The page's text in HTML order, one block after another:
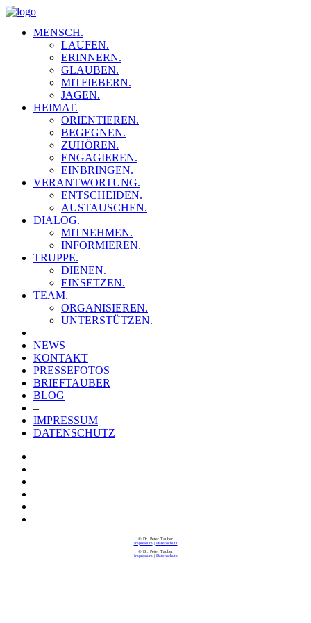
MENSCH.
LAUFEN.
ERINNERN.
GLAUBEN.
MITFIEBERN.
JAGEN.
HEIMAT.
ORIENTIEREN.
BEGEGNEN.
ZUHÖREN.
ENGAGIEREN.
EINBRINGEN.
VERANTWORTUNG.
ENTSCHEIDEN.
AUSTAUSCHEN.
DIALOG.
MITNEHMEN.
INFORMIEREN.
TRUPPE.
DIENEN.
EINSETZEN.
TEAM.
ORGANISIEREN.
UNTERSTÜTZEN.
–
NEWS
KONTAKT
PRESSEFOTOS
BRIEFTAUBER
BLOG
–
IMPRESSUM
DATENSCHUTZ
© Dr. Peter Tauber
Impressum| Datenschutz
© Dr. Peter Tauber
Impressum| Datenschutz